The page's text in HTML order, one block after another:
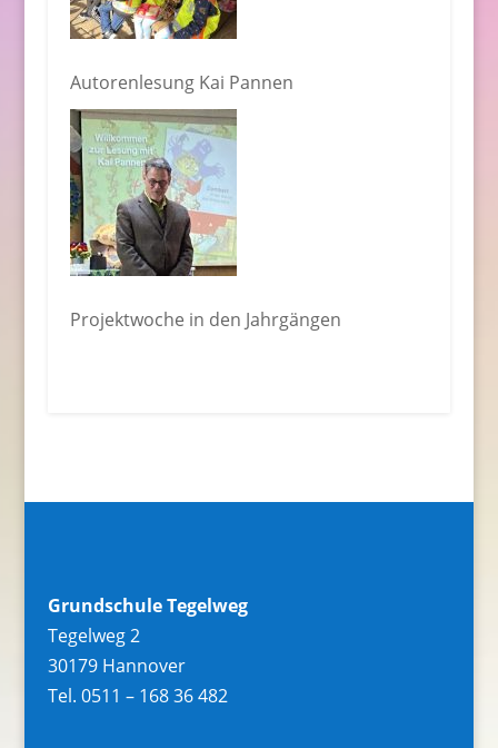
Autorenlesung Kai Pannen
Projektwoche in den Jahrgängen
Grundschule Tegelweg
Tegelweg 2
30179 Hannover
Tel. 0511 – 168 36 482